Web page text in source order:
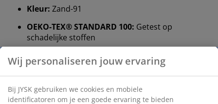
Kleur: Zand-91
OEKO-TEX® STANDARD 100: Getest op
schadelijke stoffen
Hout en bosmaterialen in dit
springveermatras en bodem zijn afkomstig uit
FSC®-gecertificeerde, gerecycleerde of
gecontroleerde bronnen